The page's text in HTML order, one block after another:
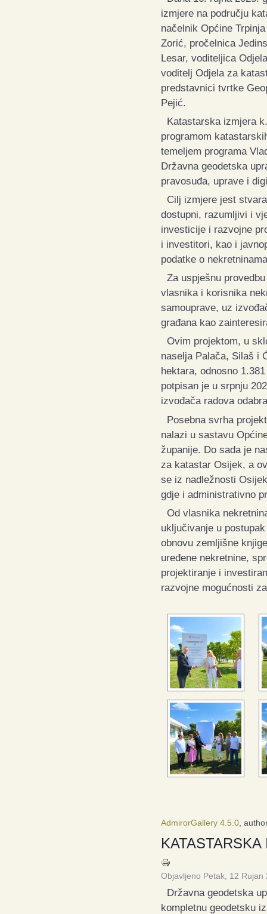
izmjere na području
načelnik Općine
Zorić, pročelnica
Lesar, voditeljica
voditelj Odjela za
predstavnici tvrtke
Pejić.
Katastarska izmjera
programom
temeljem programa
Državna geodetska
pravosuđa, uprave i
Cilj izmjere jest
dostupni, razumljivi i
investicije i razvojne
i investitori, kao i
podatke o
Za uspješnu
vlasnika i korisnika
samouprave, uz
građana kao
Ovim projektom, u
naselja Palača, Silaš i
hektara, odnosno
potpisan je u srpnju
izvođača radova
Posebna svrha
nalazi u sastavu
županije. Do sada je
za katastar Osijek, a
se iz nadležnosti
gdje i administrativno
Od vlasnika
uključivanje u
obnovu zemljišne
uređene nekretnine,
projektiranje i
razvojne mogućnosti
AdmirorGallery 4.5.0 ,
Objavljeno Petak, 12 Rujan
Državna geodetska
kompletnu geodetsku